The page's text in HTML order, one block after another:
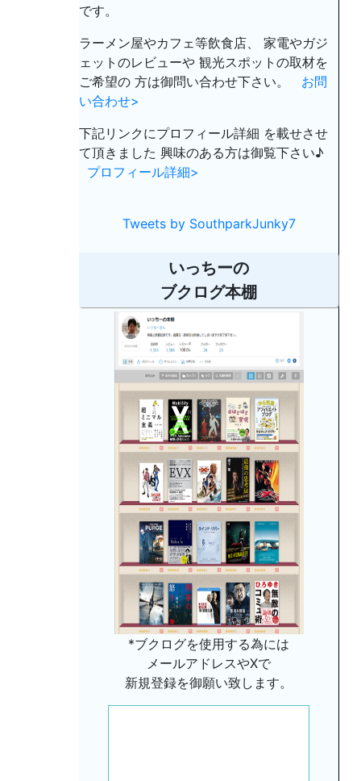
です。
ラーメン屋やカフェ等飲食店、 家電やガジ
ェットのレビューや 観光スポットの取材を
ご希望の 方は御問い合わせ下さい。
お問
い合わせ>
下記リンクにプロフィール詳細 を載せさせ
て頂きました 興味のある方は御覧下さい♪
プロフィール詳細>
Tweets by SouthparkJunky7
いっちーの
ブクログ本棚
*ブクログを使用する為には
メールアドレスやXで
新規登録を御願い致します。